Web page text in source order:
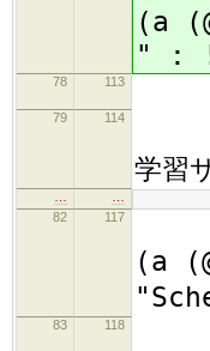
(a
" :
78 113
79 114
学習
…
…
82
117
(a
83 118